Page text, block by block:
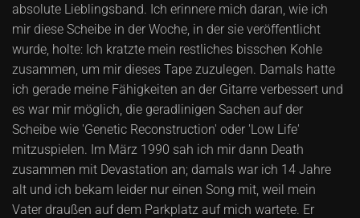
absolute Lieblingsband. Ich erinnere mich daran, wie ich
mir diese Scheibe in der Woche, in der sie veröffentlicht
wurde, holte: Ich kratzte mein restliches bisschen Kohle
zusammen, um mir dieses Tape zuzulegen. Damals hatte
ich gerade meine Fähigkeiten an der Gitarre verbessert und
es war mir möglich, die geradlinigen Sachen auf der
Scheibe wie 'Genetic Reconstruction' oder 'Low Life'
mitzuspielen. Im März 1990 sah ich mir dann Death
zusammen mit Devastation an; damals war ich 14 Jahre
alt und ich bekam leider nur einen Song mit, weil mein
Vater draußen auf dem Parkplatz auf mich wartete. Er